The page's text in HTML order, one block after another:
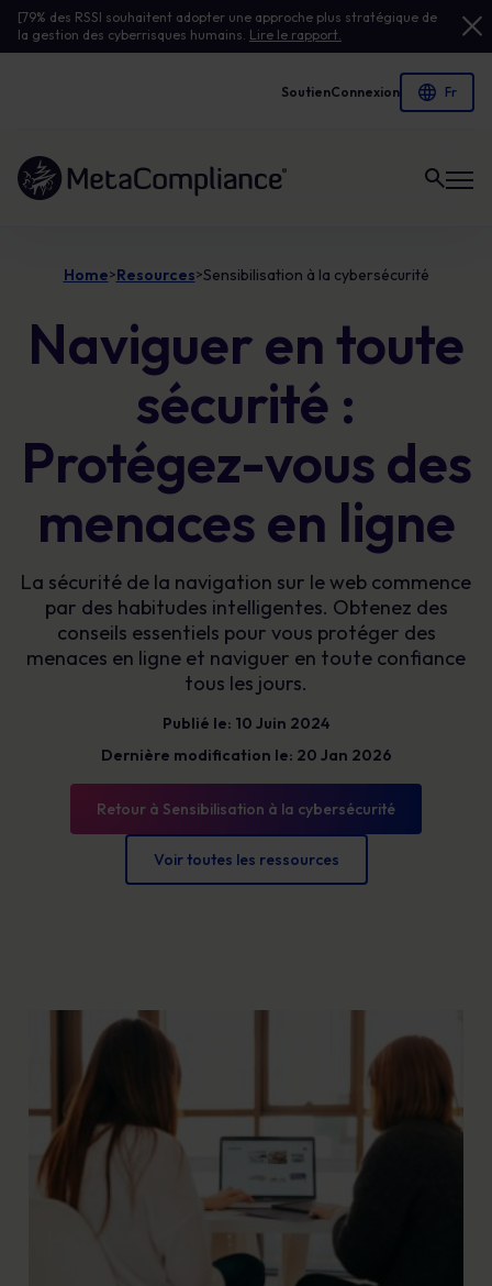
[79% des RSSI souhaitent adopter une approche plus stratégique de
la gestion des cyberrisques humains. Lire le rapport.
SoutienConnexion
Lien vers la page d'accueil
Home>Resources>Sensibilisation à la cybersécurité
Naviguer en toute
sécurité :
Protégez-vous des
menaces en ligne
La sécurité de la navigation sur le web commence
par des habitudes intelligentes. Obtenez des
conseils essentiels pour vous protéger des
menaces en ligne et naviguer en toute confiance
tous les jours.
Publié le: 10 Juin 2024
Dernière modification le: 20 Jan 2026
Retour à Sensibilisation à la cybersécurité
Voir toutes les ressources